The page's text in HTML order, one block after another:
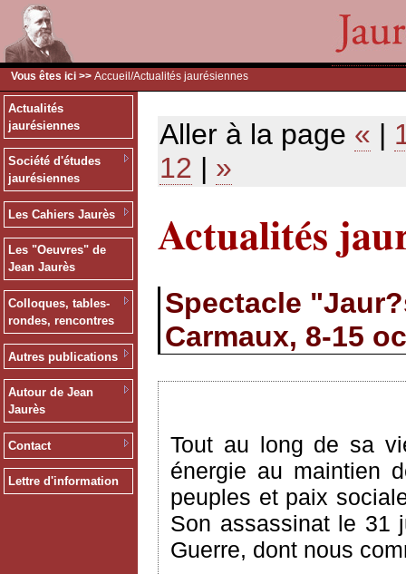
Vous êtes ici >> Accueil /Actualités jaurésiennes
Actualités
jaurésiennes
Société d'études
jaurésiennes
Les Cahiers Jaurès
Les "Oeuvres" de
Jean Jaurès
Colloques, tables-
rondes, rencontres
Autres publications
Autour de Jean
Jaurès
Contact
Lettre d'information
Aller à la page « |
12 | »
Actualités
Spectacle
Carmaux, 8-15
Tout au long de sa
énergie au maintien
peuples et paix
Son assassinat le 31
Guerre, dont nous